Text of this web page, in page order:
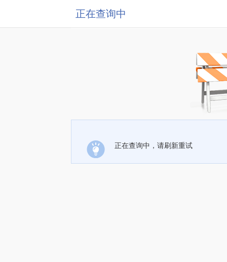
正在查询中
正在查询中，请刷新重试